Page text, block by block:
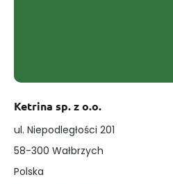
Ketrina sp. z o.o.
ul. Niepodległości 201
58-300 Wałbrzych
Polska